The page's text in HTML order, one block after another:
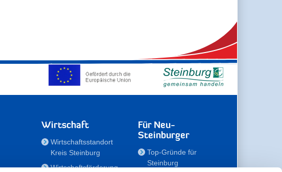
Wirtschaft
Wirtschaftsstandort
Kreis Steinburg
Wirtschaftsförderung
Für Neu-
Steinburger
Top-Gründe für
Steinburg